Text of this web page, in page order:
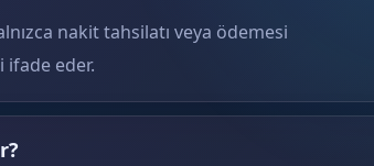
nakit tahsilatı veya ödemesi
eder.